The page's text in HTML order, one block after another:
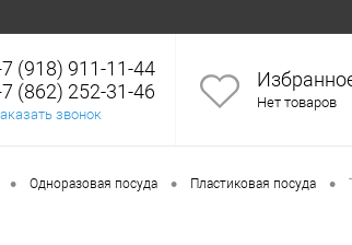
(918) 911-11-44
(862) 252-31-46
звонок
Нет товаров
• Одноразовая посуда • Пластиковая посуда •